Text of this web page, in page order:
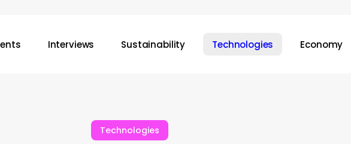
Interviews Sustainability Technologies Economy
Technologies